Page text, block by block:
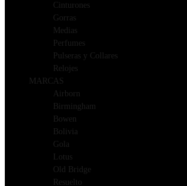
Cinturones
Gorras
Medias
Perfumes
Pulseras y Collares
Relojes
MARCAS
Airborn
Birmingham
Bowen
Bolivia
Gola
Lotus
Old Bridge
Resuelto